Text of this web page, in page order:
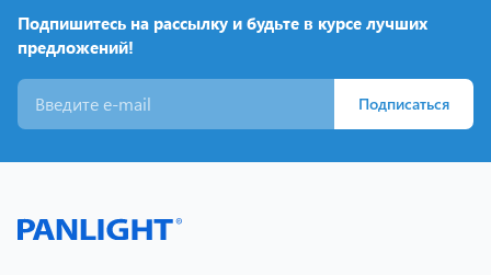
Подпишитесь на рассылку и будьте в курсе лучших
предложений!
Подписаться